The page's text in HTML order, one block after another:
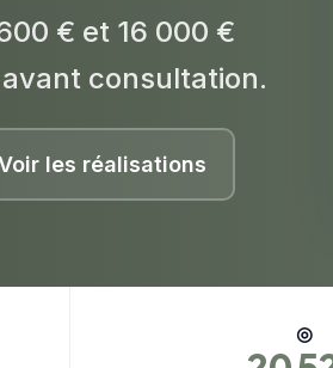
€ et 16 000 €
consultation.
les réalisations
◎